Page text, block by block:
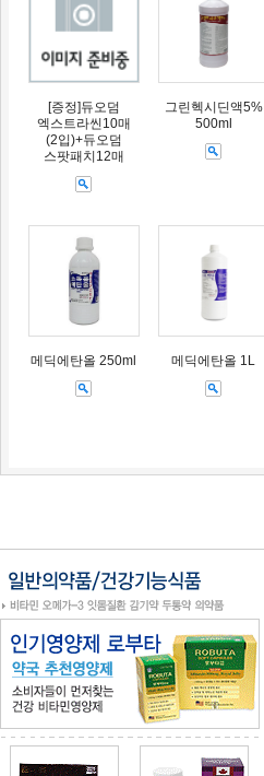
[증정]듀오덤
엑스트라씬10매
(2입)+듀오덤
스팟패치12매
그린헥시딘액5%
500ml
메딕에탄올 250ml 메딕에탄올 1L